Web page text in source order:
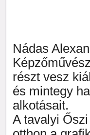
Nádas
részt vesz
és mintegy
alkotásait.
A tavalyi